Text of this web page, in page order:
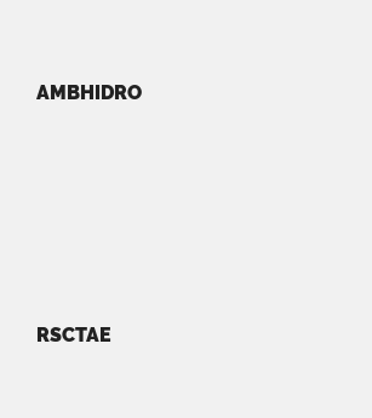
AMBHIDRO
RSCTAE